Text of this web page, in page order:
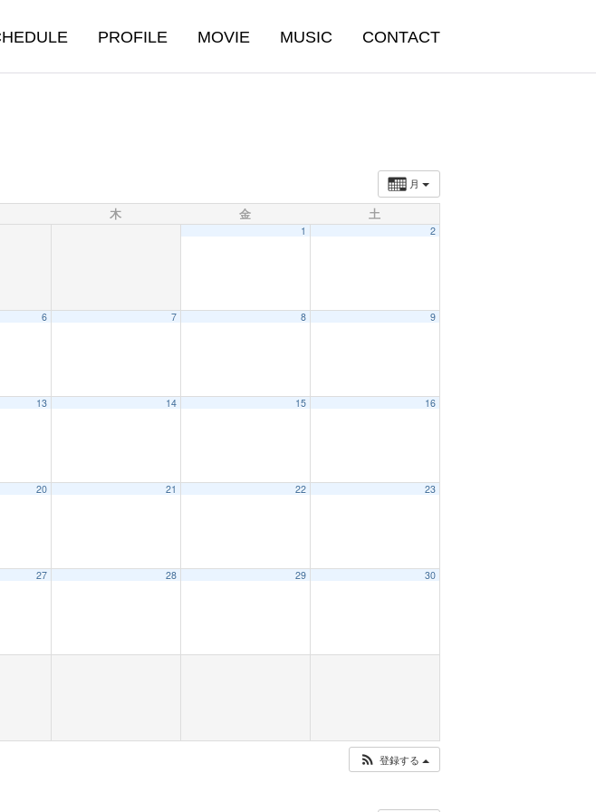
PROFILE MOVIE MUSIC CONTACT
月
木 金 土
1 2
6 7 8 9
13 14 15 16
20 21 22 23
27 28 29 30
登録する